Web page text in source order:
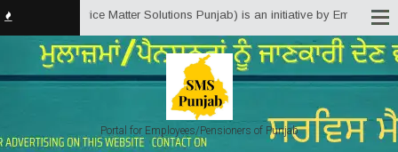
(Service Matter Solutions Punjab) is an initiative by Employees/
Portal for Employees/Pensioners of Punjab